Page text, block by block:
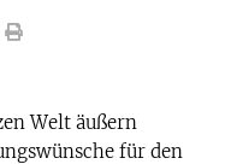
Welt äußern
für den